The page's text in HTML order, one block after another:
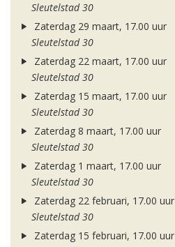
Sleutelstad 30
Zaterdag 29 maart, 17.00 uur
Sleutelstad 30
Zaterdag 22 maart, 17.00 uur
Sleutelstad 30
Zaterdag 15 maart, 17.00 uur
Sleutelstad 30
Zaterdag 8 maart, 17.00 uur
Sleutelstad 30
Zaterdag 1 maart, 17.00 uur
Sleutelstad 30
Zaterdag 22 februari, 17.00 uur
Sleutelstad 30
Zaterdag 15 februari, 17.00 uur